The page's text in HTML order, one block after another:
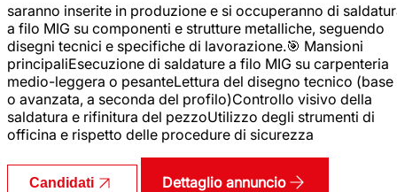
saranno inserite in produzione e si occuperanno di
a filo MIG su componenti e strutture metalliche, seguendo
disegni tecnici e specifiche di lavorazione.🎯 Mansioni
principaliEsecuzione di saldature a filo MIG su carpenteria
medio-leggera o pesanteLettura del disegno tecnico (base
o avanzata, a seconda del profilo)Controllo visivo della
saldatura e rifinitura del pezzoUtilizzo degli strumenti di
officina e rispetto delle procedure di sicurezza
Candidati Dettaglio annuncio